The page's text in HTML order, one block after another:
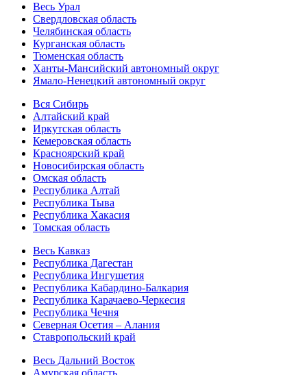
Весь Урал
Свердловская область
Челябинская область
Курганская область
Тюменская область
Ханты-Мансийский автономный округ
Ямало-Ненецкий автономный округ
Вся Сибирь
Алтайский край
Иркутская область
Кемеровская область
Красноярский край
Новосибирская область
Омская область
Республика Алтай
Республика Тыва
Республика Хакасия
Томская область
Весь Кавказ
Республика Дагестан
Республика Ингушетия
Республика Кабардино-Балкария
Республика Карачаево-Черкесия
Республика Чечня
Северная Осетия – Алания
Ставропольский край
Весь Дальний Восток
Амурская область